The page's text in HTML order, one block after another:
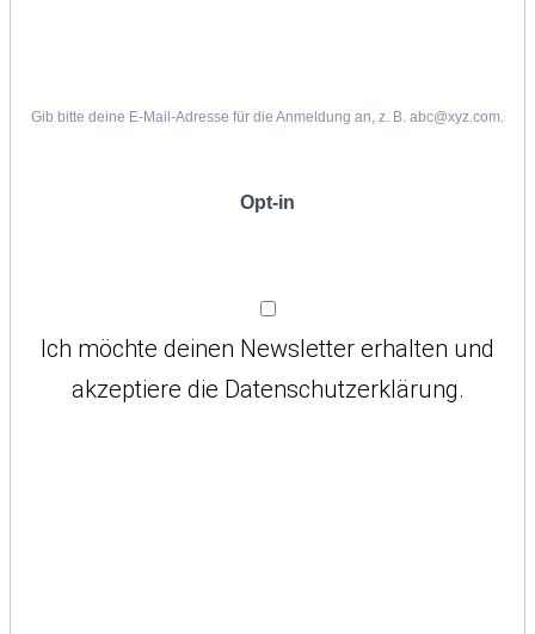
Gib bitte deine E-Mail-Adresse für die Anmeldung an, z. B. abc@xyz.com.
Opt-in
Ich möchte deinen Newsletter erhalten und
akzeptiere die Datenschutzerklärung.